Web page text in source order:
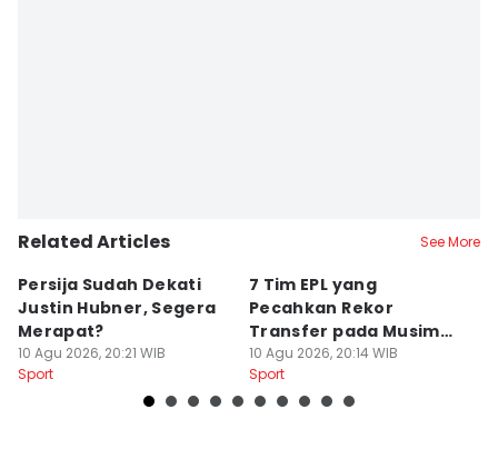
Related Articles See More
Persija Sudah Dekati
Justin Hubner, Segera
Merapat?
10 Agu 2026, 20:21 WIB
Sport
7 Tim EPL yang
Pecahkan Rekor
Transfer pada Musim
Panas 2026
10 Agu 2026, 20:14 WIB
Sport